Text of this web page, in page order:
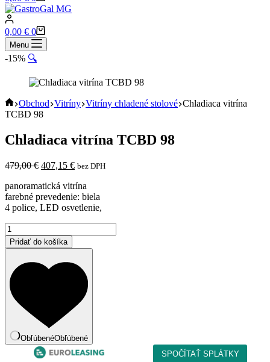
cart
Shopping
cart
0,00 € 0
Menu
-15% 🔍
Home
Obchod Vitríny Vitríny chladené stolové Chladiaca vitrína
TCBD 98
Chladiaca vitrína TCBD 98
479,00€ Pôvodná
bola:
479,00 €.
407,15 €Aktuálna
je:
407,15 €.
bez DPH
panoramatická vitrína
farebné prevedenie: biela
4 police, LED osvetlenie,
množstvo
Chladiaca
vitrína
TCBD
98
Pridať do košíka
ObľúbenéObľúbené